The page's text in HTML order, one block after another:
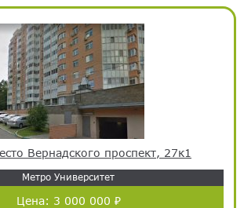
Вернадского проспект, 27к1
Метро Университет
Цена: 3 000 000 ₽